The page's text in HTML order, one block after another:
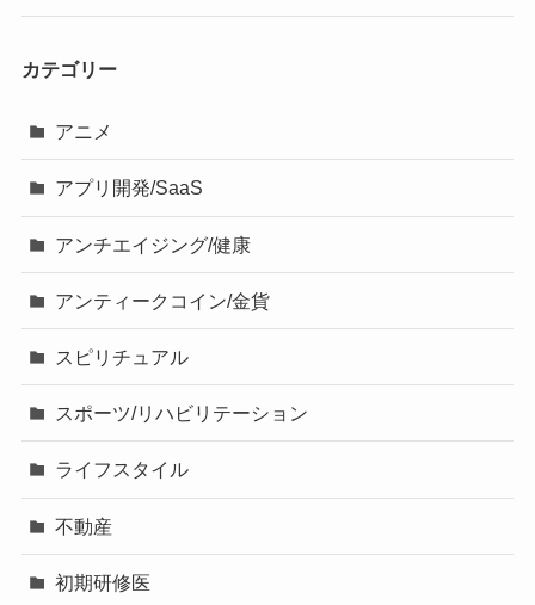
カテゴリー
アニメ
アプリ開発/SaaS
アンチエイジング/健康
アンティークコイン/金貨
スピリチュアル
スポーツ/リハビリテーション
ライフスタイル
不動産
初期研修医